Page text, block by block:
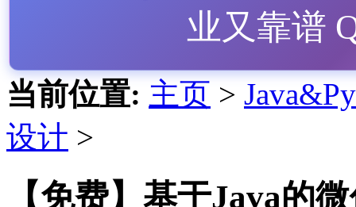
业又靠谱
当前位置: 主页 >
设计 >
【免费】基于Java的